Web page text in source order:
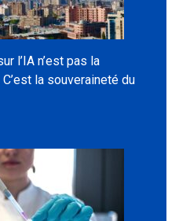
l’IA n’est pas la
la souveraineté du